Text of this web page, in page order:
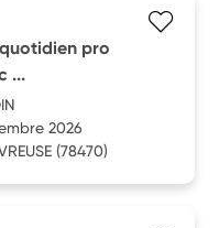
pro
...
2026
(78470)